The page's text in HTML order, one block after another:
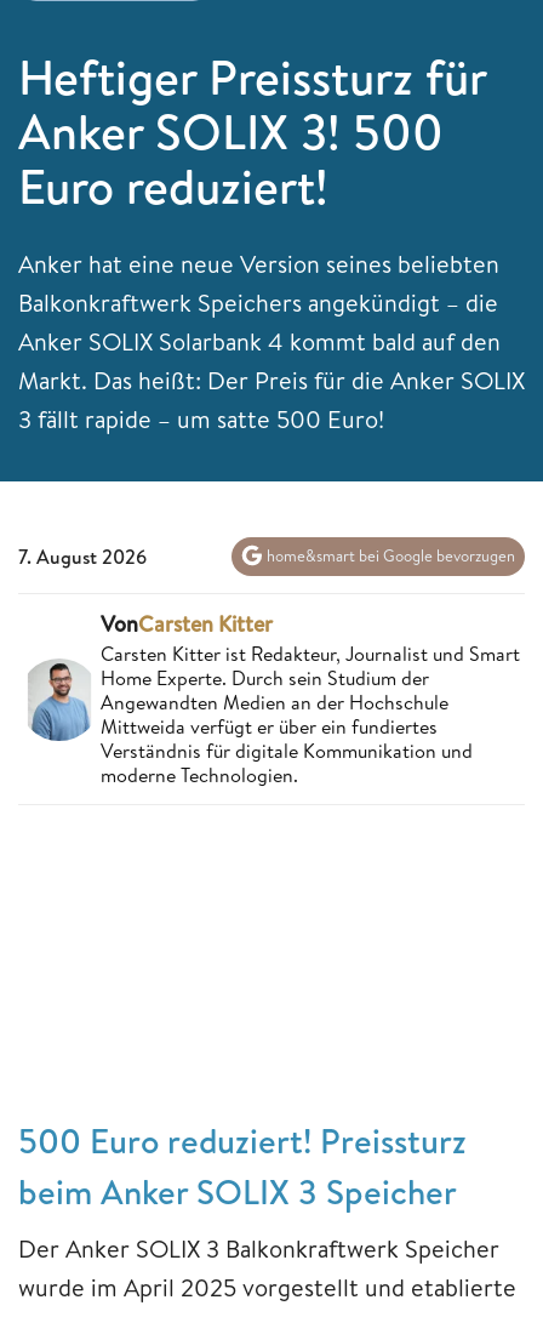
Heftiger Preissturz für
Anker SOLIX 3! 500
Euro reduziert!
Anker hat eine neue Version seines beliebten
Balkonkraftwerk Speichers angekündigt – die
Anker SOLIX Solarbank 4 kommt bald auf den
Markt. Das heißt: Der Preis für die Anker SOLIX
3 fällt rapide – um satte 500 Euro!
7. August 2026 home&smart bei Google bevorzugen
VonCarsten Kitter
Carsten Kitter ist Redakteur, Journalist und Smart
Home Experte. Durch sein Studium der
Angewandten Medien an der Hochschule
Mittweida verfügt er über ein fundiertes
Verständnis für digitale Kommunikation und
moderne Technologien.
500 Euro reduziert! Preissturz
beim Anker SOLIX 3 Speicher
Der Anker SOLIX 3 Balkonkraftwerk Speicher
wurde im April 2025 vorgestellt und etablierte